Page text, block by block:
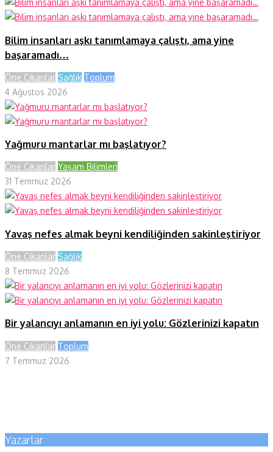
Bilim insanları aşkı tanımlamaya çalıştı, ama yine
başaramadı…
Öne Çıkanlar Sağlık Toplum
4 Ağustos 2026
Yağmuru mantarlar mı başlatıyor?
Öne Çıkanlar Yaşam Bilimleri
31 Temmuz 2026
Yavaş nefes almak beyni kendiliğinden sakinleştiriyor
Öne Çıkanlar Sağlık
8 Temmuz 2026
Bir yalancıyı anlamanın en iyi yolu: Gözlerinizi kapatın
Öne Çıkanlar Toplum
7 Temmuz 2026
Yazarlar